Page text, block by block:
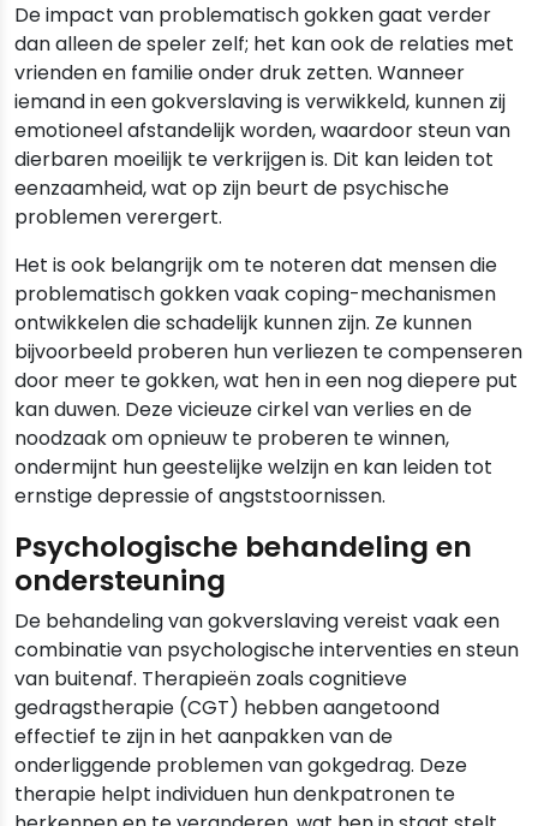
De impact van problematisch gokken gaat verder
dan alleen de speler zelf; het kan ook de relaties met
vrienden en familie onder druk zetten. Wanneer
iemand in een gokverslaving is verwikkeld, kunnen zij
emotioneel afstandelijk worden, waardoor steun van
dierbaren moeilijk te verkrijgen is. Dit kan leiden tot
eenzaamheid, wat op zijn beurt de psychische
problemen verergert.
Het is ook belangrijk om te noteren dat mensen die
problematisch gokken vaak coping-mechanismen
ontwikkelen die schadelijk kunnen zijn. Ze kunnen
bijvoorbeeld proberen hun verliezen te compenseren
door meer te gokken, wat hen in een nog diepere put
kan duwen. Deze vicieuze cirkel van verlies en de
noodzaak om opnieuw te proberen te winnen,
ondermijnt hun geestelijke welzijn en kan leiden tot
ernstige depressie of angststoornissen.
Psychologische behandeling en
ondersteuning
De behandeling van gokverslaving vereist vaak een
combinatie van psychologische interventies en steun
van buitenaf. Therapieën zoals cognitieve
gedragstherapie (CGT) hebben aangetoond
effectief te zijn in het aanpakken van de
onderliggende problemen van gokgedrag. Deze
therapie helpt individuen hun denkpatronen te